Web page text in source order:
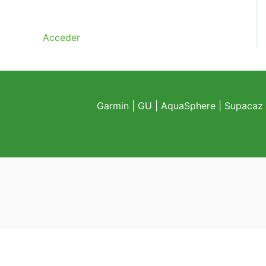
.
Acceder
Garmin| GU AquaSphere| Supacaz